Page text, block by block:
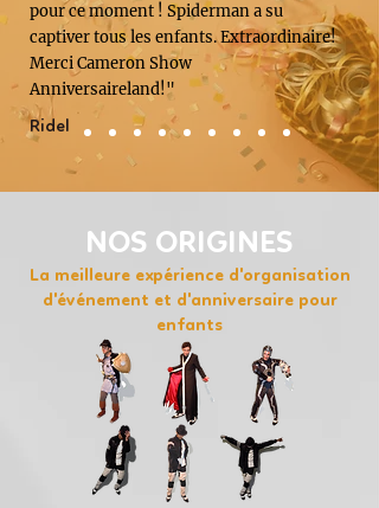
pour ce moment ! Spiderman a su
captiver tous les enfants. Extraordinaire!
Merci Cameron Show
Anniversaireland!"
Ridel
NOS ORIGINES
La meilleure expérience d'organisation
d'événement et d'anniversaire pour
enfants